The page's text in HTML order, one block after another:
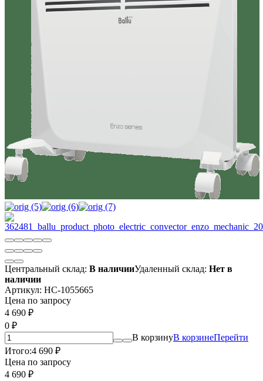
Центральный склад: В наличииУдаленный склад: Нет в
наличии
Артикул: НС-1055665
Цена по запросу
4 690 ₽
0 ₽
В корзинуВ корзинеПерейти
Итого:4 690 ₽
Цена по запросу
4 690 ₽